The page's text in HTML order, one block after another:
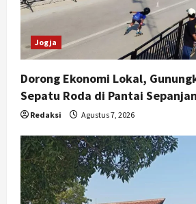
Jogja
Dorong Ekonomi Lokal,
Sepatu Roda di Pantai
Redaksi Agustus 7, 2026